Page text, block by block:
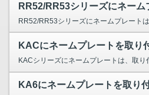
RR52/RR53シリーズにネームプレート
KACにネームプレートを取り
KACシリーズにネームプレートは、取り
KA6にネームプレートを取り